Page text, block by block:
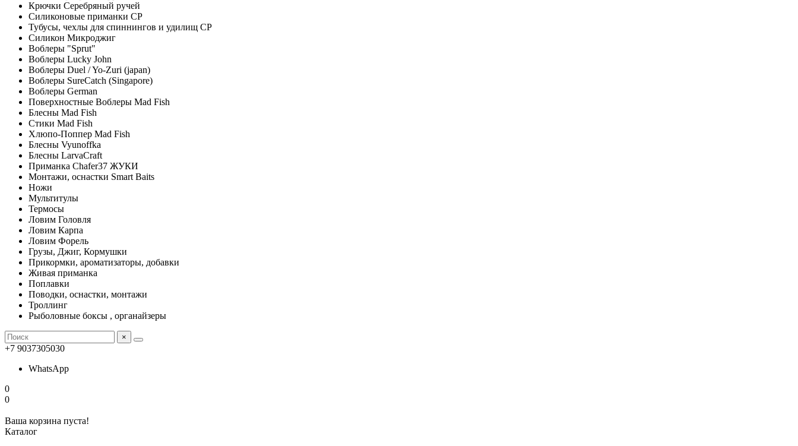
Крючки Серебряный ручей
Силиконовые приманки СР
Тубусы, чехлы для спиннингов и удилищ СР
Силикон Микроджиг
Воблеры "Sprut"
Воблеры Lucky John
Воблеры Duel / Yo-Zuri (japan)
Воблеры SureCatch (Singapore)
Воблеры German
Поверхностные Воблеры Mad Fish
Блесны Mad Fish
Стики Mad Fish
Хлюпо-Поппер Mad Fish
Блесны Vyunoffka
Блесны LarvaCraft
Приманка Chafer37 ЖУКИ
Монтажи, оснастки Smart Baits
Ножи
Мультитулы
Термосы
Ловим Головля
Ловим Карпа
Ловим Форель
Грузы, Джиг, Кормушки
Прикормки, ароматизаторы, добавки
Живая приманка
Поплавки
Поводки, оснастки, монтажи
Троллинг
Рыболовные боксы , органайзеры
×
+7 9037305030
WhatsApp
0
0
Ваша корзина пуста!
Каталог